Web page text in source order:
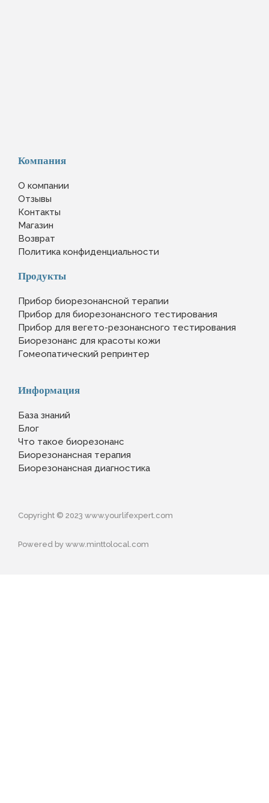
Компания
О компании
Отзывы
Контакты
Магазин
Возврат
Политика конфиденциальности
Продукты
Прибор биорезонансной терапии
Прибор для биорезонансного тестирования
Прибор для вегето-резонансного тестирования
Биорезонанс для красоты кожи
Гомеопатический репринтер
Информация
База знаний
Блог
Что такое биорезонанс
Биорезонансная терапия
Биорезонансная диагностика
Copyright © 2023 www.yourlifexpert.com
Powered by www.minttolocal.com